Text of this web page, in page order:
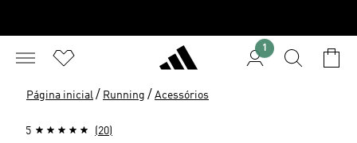
1
Página inicial / Running / Acessórios
5 (20)